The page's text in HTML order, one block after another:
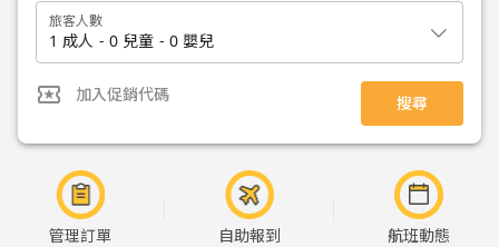
旅客人數
1 成人 - 0 兒童 - 0 嬰兒
local_activity 加入促銷代碼 搜尋
管理訂單 自助報到 航班動態